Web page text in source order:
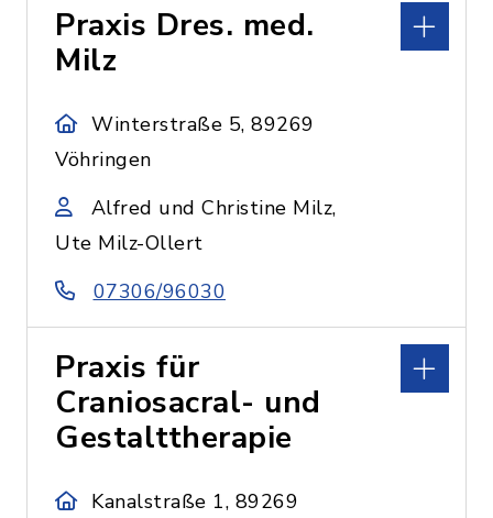
Praxis Dres. med.
Milz
Winterstraße 5, 89269
Vöhringen
Alfred und Christine Milz,
Ute Milz-Ollert
07306/96030
Praxis für
Craniosacral- und
Gestalttherapie
Kanalstraße 1, 89269